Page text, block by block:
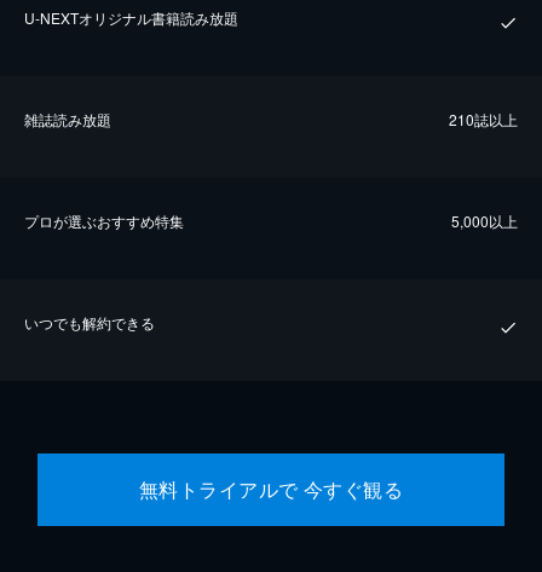
U-NEXTオリジナル書籍読み放題
雑誌読み放題 210誌以上
プロが選ぶおすすめ特集 5,000以上
いつでも解約できる
無料トライアルで 今すぐ観る